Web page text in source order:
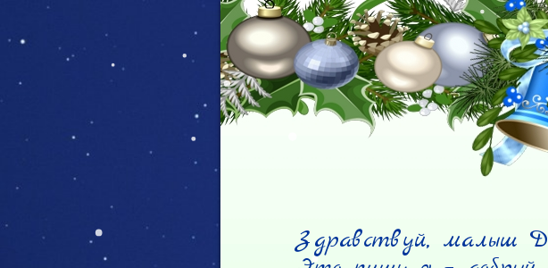
Здравствуй, малыш